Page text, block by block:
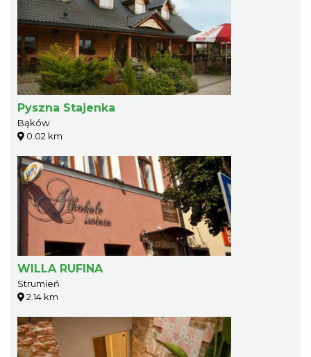
Pyszna Stajenka
Bąków
0.02 km
WILLA RUFINA
Strumień
2.14 km